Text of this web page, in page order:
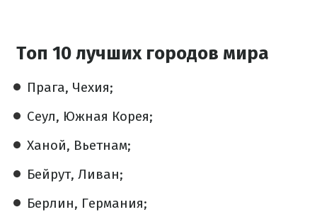
Топ 10 лучших городов мира
Прага, Чехия;
Сеул, Южная Корея;
Ханой, Вьетнам;
Бейрут, Ливан;
Берлин, Германия;